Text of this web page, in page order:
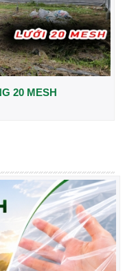
20 MESH